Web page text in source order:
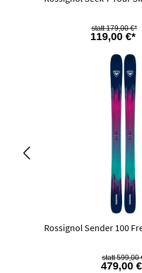
119,00 €*
179,00 €*
Rossignol Sender 100
479,00
599,00